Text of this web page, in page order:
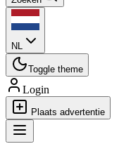
NL
Toggle theme
Login
Plaats advertentie